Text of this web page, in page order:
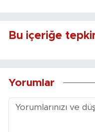
Bu içeriğe
Yorumlar